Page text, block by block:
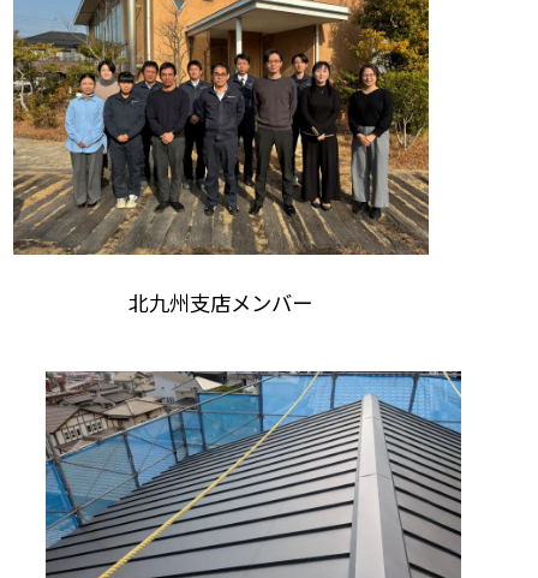
北九州支店メンバー